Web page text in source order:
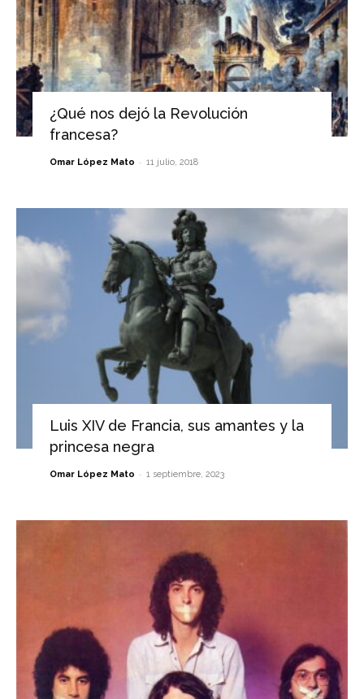
¿Qué nos dejó la Revolución
francesa?
Omar López Mato - 11 julio, 2018
Luis XIV de Francia, sus amantes y la
princesa negra
Omar López Mato - 1 septiembre, 2023